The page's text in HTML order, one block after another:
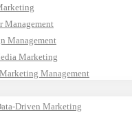
Management
Management
Marketing
Management
Driven Marketing